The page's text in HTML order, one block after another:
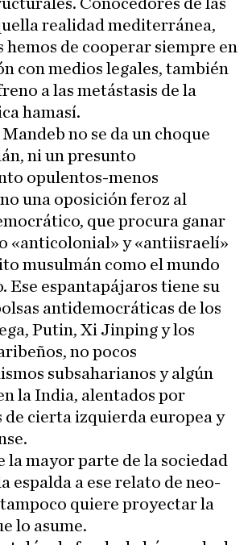
realidad mediterránea,
hemos de cooperar siempre en
con medios legales, también
a las metástasis de la
hamasí.
no se da un choque
ni un presunto
opulentos-menos
una oposición feroz al
que procura ganar
«anticolonial» y «antiisraelí»
musulmán como el mundo
Ese espantapájaros tiene su
antidemocráticas de los
Putin, Xi Jinping y los
no pocos
subsaharianos y algún
la India, alentados por
de cierta izquierda europea y
la mayor parte de la sociedad
espalda a ese relato de neo-
quiere proyectar la
lo asume.